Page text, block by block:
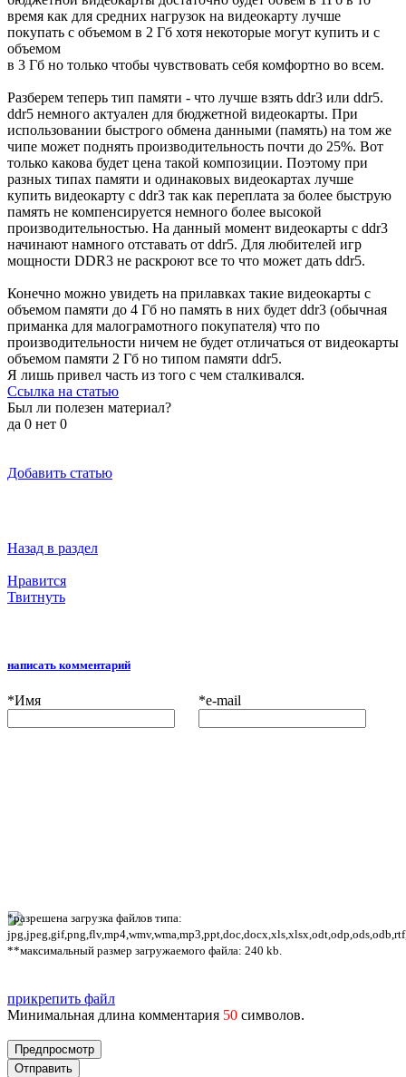
время как для средних нагрузок на видеокарту лучше
покупать с объемом в 2 Гб хотя некоторые могут купить и с
объемом
в 3 Гб но только чтобы чувствовать себя комфортно во всем.
Разберем теперь тип памяти - что лучше взять ddr3 или ddr5.
ddr5 немного актуален для бюджетной видеокарты. При
использовании быстрого обмена данными (память) на том же
чипе может поднять производительность почти до 25%. Вот
только какова будет цена такой композиции. Поэтому при
разных типах памяти и одинаковых видеокартах лучше
купить видеокарту с ddr3 так как переплата за более быструю
память не компенсируется немного более высокой
производительностью. На данный момент видеокарты с ddr3
начинают намного отставать от ddr5. Для любителей игр
мощности DDR3 не раскроют все то что может дать ddr5.
Конечно можно увидеть на прилавках такие видеокарты с
объемом памяти до 4 Гб но память в них будет ddr3 (обычная
приманка для малограмотного покупателя) что по
производительности ничем не будет отличаться от видеокарты
объемом памяти 2 Гб но типом памяти ddr5.
Я лишь привел часть из того с чем сталкивался.
Ссылка на статью
Был ли полезен материал?
да 0 нет 0
Добавить статью
Назад в раздел
Нравится
Твитнуть
написать комментарий
*Имя *e-mail
*разрешена загрузка файлов типа:
**максимальный размер загружаемого файла: 240 kb.
прикрепить файл
Минимальная длина комментария 50 символов.